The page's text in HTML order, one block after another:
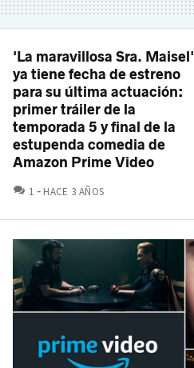
'La maravillosa Sra. Maisel'
ya tiene fecha de estreno
para su última actuación:
primer tráiler de la
temporada 5 y final de la
estupenda comedia de
Amazon Prime Video
1 COMENTARIOS
HACE 3 AÑOS